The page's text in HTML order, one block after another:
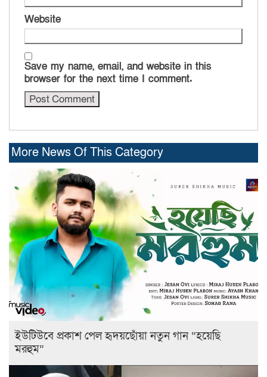
Website
Save my name, email, and website in this
browser for the next time I comment.
More News Of This Category
ইউটিউবে প্রকাশ পেল হৃদয়ছোঁয়া নতুন গান “হয়েছি
মরহুম”